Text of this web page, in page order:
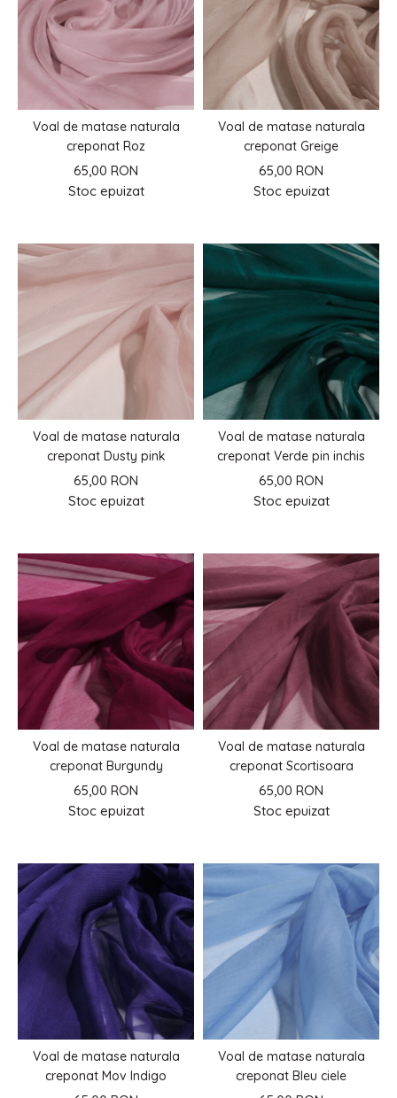
Voal de matase naturala
creponat Roz
65,00 RON
Stoc epuizat
Voal de matase naturala
creponat Greige
65,00 RON
Stoc epuizat
Voal de matase naturala
creponat Dusty pink
65,00 RON
Stoc epuizat
Voal de matase naturala
creponat Verde pin inchis
65,00 RON
Stoc epuizat
Voal de matase naturala
creponat Burgundy
65,00 RON
Stoc epuizat
Voal de matase naturala
creponat Scortisoara
65,00 RON
Stoc epuizat
Voal de matase naturala
creponat Mov Indigo
Voal de matase naturala
creponat Bleu ciele